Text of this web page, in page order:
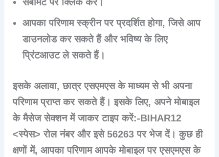
आपका परिणाम स्क्रीन पर प्रदर्शित होगा, जिसे आप
डाउनलोड कर सकते हैं और भविष्य के लिए
प्रिंटआउट ले सकते हैं।​
इसके अलावा, छात्र एसएमएस के माध्यम से भी अपना
परिणाम प्राप्त कर सकते हैं। इसके लिए, अपने मोबाइल
के मैसेज सेक्शन में जाकर टाइप करें:-BIHAR12
<स्पेस> रोल नंबर और इसे 56263 पर भेज दें। कुछ ही
क्षणों में, आपका परिणाम आपके मोबाइल पर एसएमएस के